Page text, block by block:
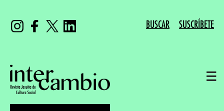
BUSCAR SUSCRÍBETE
☰